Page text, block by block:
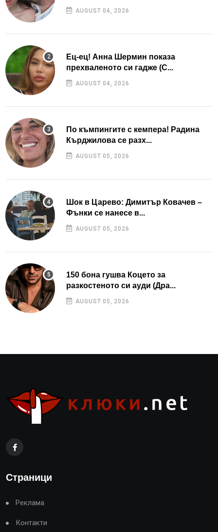
AUGUST 04, 2026
Ец-ец! Анна Шермин показа
прехваленото си гадже (С...
AUGUST 04, 2026
По къмпингите с кемпера! Радина
Кърджилова се разх...
AUGUST 05, 2026
Шок в Царево: Димитър Ковачев –
Фънки се нанесе в...
AUGUST 05, 2026
150 бона гушва Коцето за
разкостеното си ауди (Дра...
AUGUST 05, 2026
Страници
Реклама
Контакти